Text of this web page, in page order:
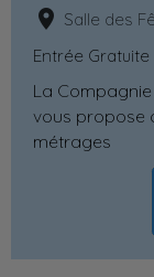
Salle des
Entrée Gratuite
La
vous propose
métrages